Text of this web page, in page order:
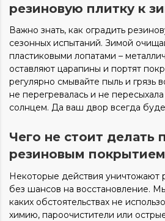
резиновую плитку к
Важно знать, как оградить
сезонных испытаний. Зимой
пластиковыми лопатами –
оставляют царапины и портят
регулярно смывайте пыль и грязь
не перегревалась и не
солнцем. Да ваш двор всегда
Чего не стоит делать
резиновым
Некоторые действия уничтожают
без шансов на восстановление.
каких обстоятельствах не
химию, пароочистители или